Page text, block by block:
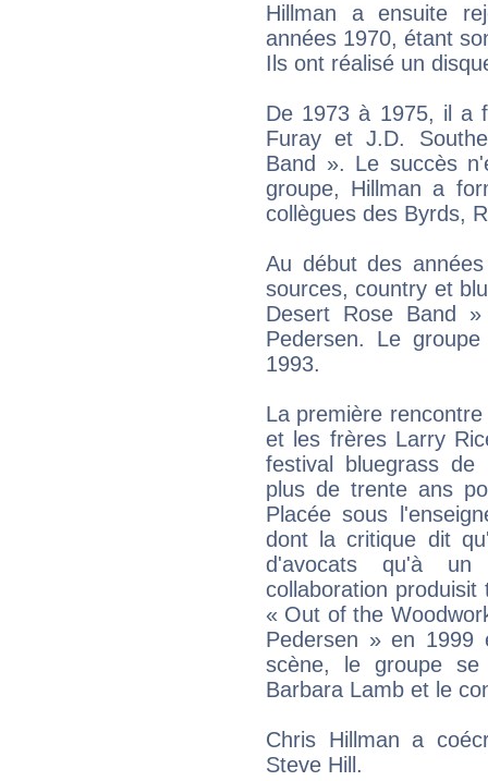
Hillman a ensuite
années 1970, étant
Ils ont réalisé un
De 1973 à 1975, il a
Furay et J.D.
Band ». Le succès
groupe, Hillman a
collègues des Byrds,
Au début des
sources, country et
Desert Rose Band
Pedersen. Le
1993.
La première
et les frères Larry
festival bluegrass
plus de trente ans
Placée sous
dont la critique dit
d'avocats qu'à un
collaboration
« Out of the
Pedersen » en
scène, le groupe se
Barbara Lamb et le
Chris Hillman a
Steve Hill.